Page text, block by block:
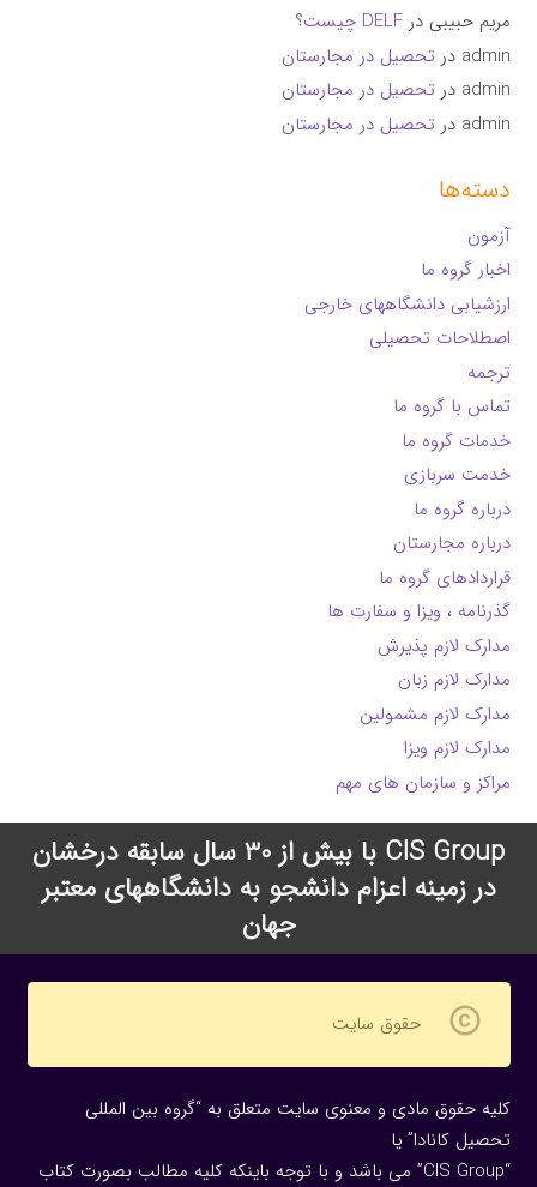
مریم حبیبی درDELF چیست؟
admin در تحصیل در مجارستان
admin در تحصیل در مجارستان
admin در تحصیل در مجارستان
دسته‌ها
آزمون
اخبار گروه ما
ارزشیابی دانشگاههای خارجی
اصطلاحات تحصیلی
ترجمه
تماس با گروه ما
خدمات گروه ما
خدمت سربازی
درباره گروه ما
درباره مجارستان
قراردادهای گروه ما
گذرنامه ، ویزا و سفارت ها
مدارک لازم پذیرش
مدارک لازم زبان
مدارک لازم مشمولین
مدارک لازم ویزا
مراکز و سازمان های مهم
CIS Group با بیش از 30 سال سابقه درخشان
در زمینه اعزام دانشجو به دانشگاههای معتبر
جهان
copyright حقوق سایت
کلیه حقوق مادی و معنوی سایت متعلق به “گروه بین المللی
تحصیل کانادا” یا
“CIS Group” می باشد و با توجه باینکه کلیه مطالب بصورت کتاب